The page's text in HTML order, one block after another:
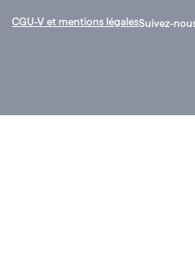
CGU-V et mentions légalesSuivez-